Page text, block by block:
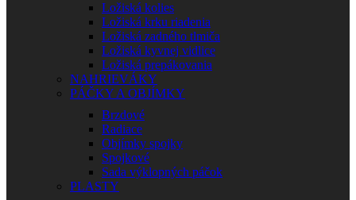
Ložiská kolies
Ložiská krku riadenia
Ložiská zadného tlmiča
Ložiská kyvnej vidlice
Ložiská prepákovania
NAHRIEVÁKY
PÁČKY A OBJÍMKY
Brzdové
Radiace
Objímky spojky
Spojkové
Sada výklopných páčok
PLASTY